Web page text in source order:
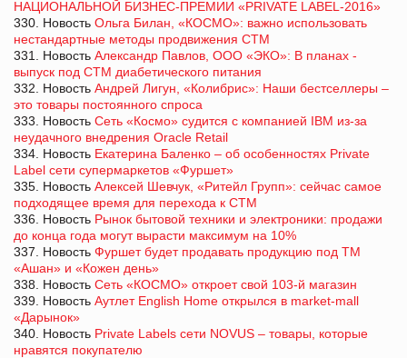
НАЦИОНАЛЬНОЙ БИЗНЕС-ПРЕМИИ «PRIVATE LABEL-2016»
330. Новость Ольга Билан, «КОСМО»: важно использовать
нестандартные методы продвижения СТМ
331. Новость Александр Павлов, ООО «ЭКО»: В планах -
выпуск под СТМ диабетического питания
332. Новость Андрей Лигун, «Колибрис»: Наши бестселлеры –
это товары постоянного спроса
333. Новость Сеть «Космо» судится с компанией IBM из-за
неудачного внедрения Oracle Retail
334. Новость Екатерина Баленко – об особенностях Private
Label сети супермаркетов «Фуршет»
335. Новость Алексей Шевчук, «Ритейл Групп»: сейчас самое
подходящее время для перехода к СТМ
336. Новость Рынок бытовой техники и электроники: продажи
до конца года могут вырасти максимум на 10%
337. Новость Фуршет будет продавать продукцию под ТМ
«Ашан» и «Кожен день»
338. Новость Сеть «КОСМО» откроет свой 103-й магазин
339. Новость Аутлет English Home открылся в market-mall
«Дарынок»
340. Новость Private Labels сети NOVUS – товары, которые
нравятся покупателю